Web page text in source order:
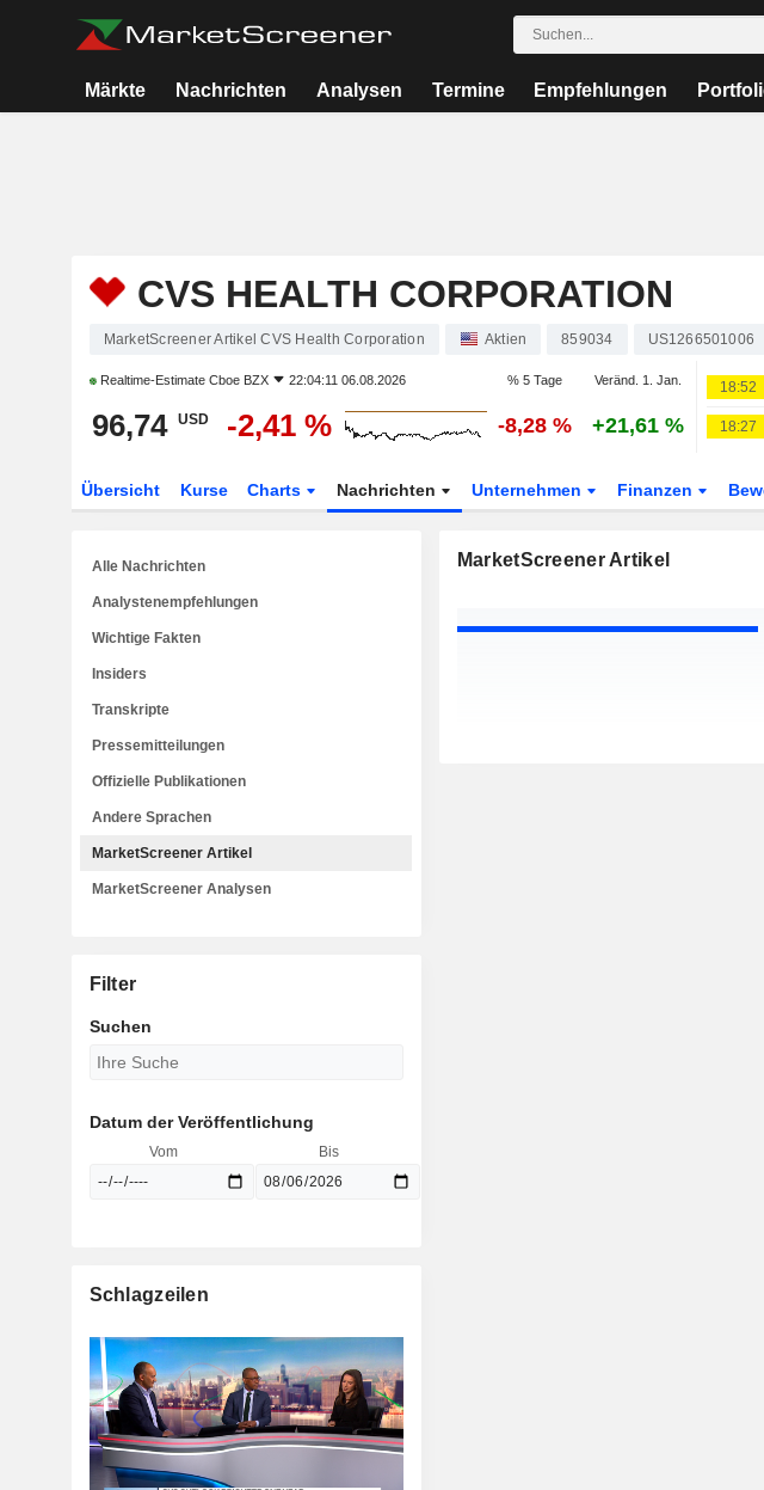
Märkte Nachrichten Analysen Termine Empfehlungen
CVS HEALTH CORPORATION
MarketScreener Artikel CVS Health Corporation Aktien 859034 US1266501006
Realtime-Estimate Cboe BZX 22:04:11 06.08.2026 % 5 Tage Veränd. 1. Jan.
96,74 USD -2,41 % -8,28 % +21,61 %
18:52
18:27
Übersicht Kurse Charts Nachrichten Unternehmen Finanzen
MarketScreener Artikel
Alle Nachrichten
Analystenempfehlungen
Wichtige Fakten
Insiders
Transkripte
Pressemitteilungen
Offizielle Publikationen
Andere Sprachen
MarketScreener Artikel
MarketScreener Analysen
Filter
Suchen
Datum der Veröffentlichung
Vom Bis
Schlagzeilen